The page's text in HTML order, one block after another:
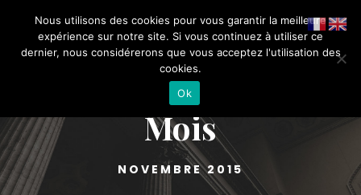
Mois
NOVEMBRE 2015
Nous utilisons des cookies pour vous garantir la meilleure
expérience sur notre site. Si vous continuez à utiliser ce
dernier, nous considérerons que vous acceptez l'utilisation des
cookies.
Ok